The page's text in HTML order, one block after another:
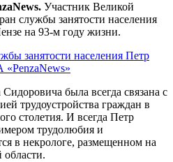
Участник Великой
службы занятости населения
на 93-м году жизни.
была всегда связана с
трудоустройства граждан в
столетия. И всегда Петр
трудолюбия и
в некрологе, размещенном на
области.